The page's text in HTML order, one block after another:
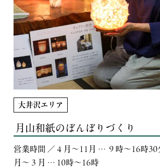
大井沢エリア
月山和紙のぼんぼりづくり
営業時間 ／４月～11月 … ９時～16時
月～３月 … 10時～16時